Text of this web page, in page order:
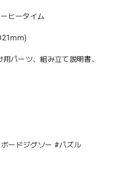
ヒータイム
パーツ、組み立て説明書、
ードジグソー #パズル